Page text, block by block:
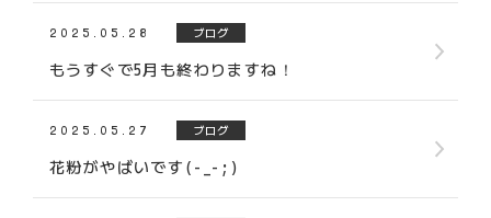
2025.05.28 ブログ
もうすぐで5月も終わりますね！
2025.05.27 ブログ
花粉がやばいです(-_-;)